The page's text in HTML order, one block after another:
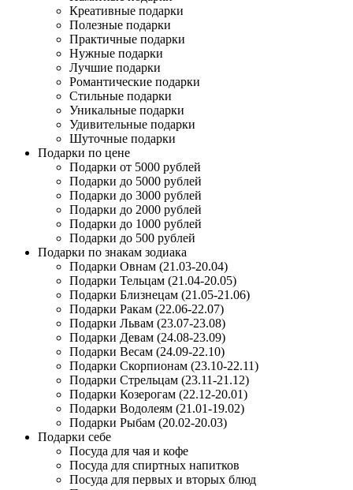
Креативные подарки
Полезные подарки
Практичные подарки
Нужные подарки
Лучшие подарки
Романтические подарки
Стильные подарки
Уникальные подарки
Удивительные подарки
Шуточные подарки
Подарки по цене
Подарки от 5000 рублей
Подарки до 5000 рублей
Подарки до 3000 рублей
Подарки до 2000 рублей
Подарки до 1000 рублей
Подарки до 500 рублей
Подарки по знакам зодиака
Подарки Овнам (21.03-20.04)
Подарки Тельцам (21.04-20.05)
Подарки Близнецам (21.05-21.06)
Подарки Ракам (22.06-22.07)
Подарки Львам (23.07-23.08)
Подарки Девам (24.08-23.09)
Подарки Весам (24.09-22.10)
Подарки Скорпионам (23.10-22.11)
Подарки Стрельцам (23.11-21.12)
Подарки Козерогам (22.12-20.01)
Подарки Водолеям (21.01-19.02)
Подарки Рыбам (20.02-20.03)
Подарки себе
Посуда для чая и кофе
Посуда для спиртных напитков
Посуда для первых и вторых блюд